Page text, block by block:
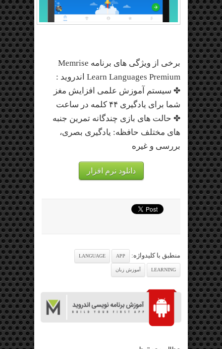
برخی از ویژگی های برنامه Memrise
Learn Languages Premium اندروید :
✤ سیستم آموزش علمی افزایش مغز
شما برای یادگیری ۴۴ کلمه در ساعت
✤ حالت های بازی چندگانه تمرین جنبه
های مختلف حافظه: یادگیری بصری،
بررسی و غیره
دانلود نرم افزار
منطبق با کلیدواژه: APP
LANGUAGE
LEARNING آموزش زبان